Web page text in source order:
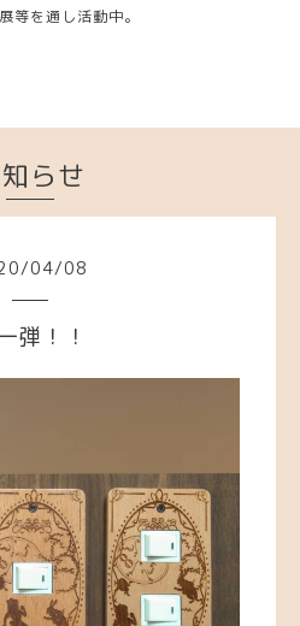
等を通し活動中。
らせ
/04/08
弾！！